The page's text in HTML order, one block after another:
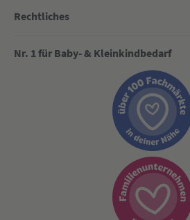
Rechtliches
Nr. 1 für Baby- & Kleinkindbedarf